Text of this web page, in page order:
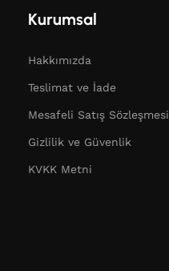
Kurumsal
Hakkımızda
Teslimat ve İade
Mesafeli Satış Sözleşmesi
Gizlilik ve Güvenlik
KVKK Metni